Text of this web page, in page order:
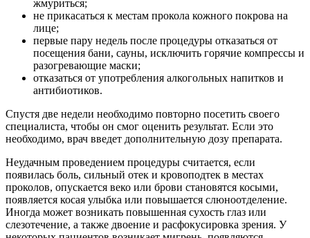
жмуриться;
не прикасаться к местам прокола кожного покрова на
лице;
первые пару недель после процедуры отказаться от
посещения бани, сауны, исключить горячие компрессы и
разогревающие маски;
отказаться от употребления алкогольных напитков и
антибиотиков.
Спустя две недели необходимо повторно посетить своего
специалиста, чтобы он смог оценить результат. Если это
необходимо, врач введет дополнительную дозу препарата.
Неудачным проведением процедуры считается, если
появилась боль, сильный отек и кровоподтек в местах
проколов, опускается веко или брови становятся косыми,
появляется косая улыбка или повышается слюноотделение.
Иногда может возникать повышенная сухость глаз или
слезотечение, а также двоение и расфокусировка зрения. У